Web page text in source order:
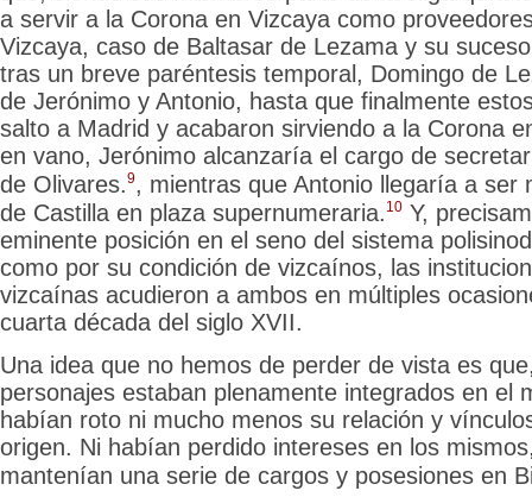
a servir a la Corona en Vizcaya como
Vizcaya, caso de Baltasar de Lezama y su
tras un breve paréntesis temporal, Domingo de
de Jerónimo y Antonio, hasta que finalmente
salto a Madrid y acabaron sirviendo a la Corona
en vano, Jerónimo alcanzaría el cargo de
de Olivares.9, mientras que Antonio
llegaría a ser
de Castilla en plaza supernumeraria. 10 Y,
eminente posición en el seno del sistema
como por su condición de vizcaínos, las
vizcaínas acudieron a ambos en múltiples
cuarta década del siglo XVII.
Una idea que no hemos de perder de vista es
personajes estaban plenamente integrados en el
habían roto ni mucho menos su relación y
origen. Ni habían perdido intereses en los
mantenían una serie de cargos y posesiones en